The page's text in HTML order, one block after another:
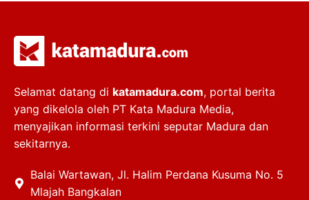
Selamat datang di katamadura.com, portal berita
yang dikelola oleh PT Kata Madura Media,
menyajikan informasi terkini seputar Madura dan
sekitarnya.
Balai Wartawan, Jl. Halim Perdana Kusuma No. 5
Mlajah Bangkalan